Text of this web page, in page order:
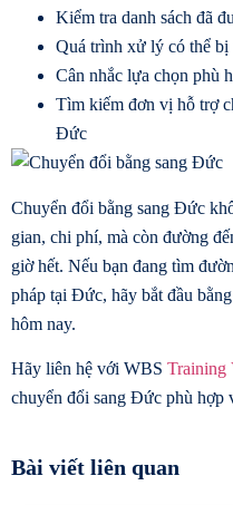
Kiểm tra danh sách đã
Quá trình xử lý có thể bị
Cân nhắc lựa chọn phù
Tìm kiếm đơn vị hỗ trợ
Đức
Chuyển đổi bằng sang Đức
gian, chi phí, mà còn đường
giờ hết. Nếu bạn đang tìm
pháp tại Đức, hãy bắt đầu
hôm nay.
Hãy liên hệ với WBS Training
chuyển đổi sang Đức phù hợp
Bài viết liên quan